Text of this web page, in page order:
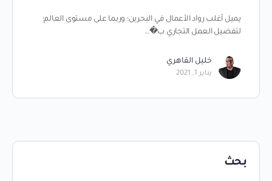
يميل أغلب رواد الأعمال في البحرين؛ وربما على مستوى العالم؛
لتفضيل العمل التجاري ب�…
خليل القاهري
يناير 1, 2021
بحث